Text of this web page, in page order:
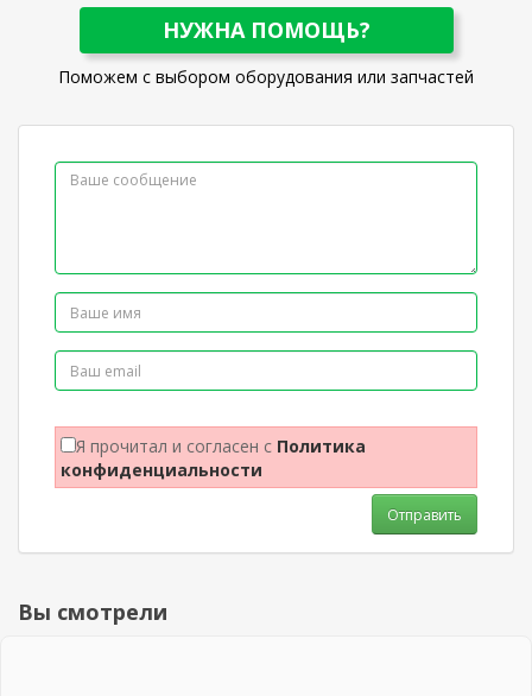
НУЖНА ПОМОЩЬ?
Поможем с выбором оборудования или запчастей
Я прочитал и согласен с Политика
конфиденциальности
Отправить
Вы смотрели